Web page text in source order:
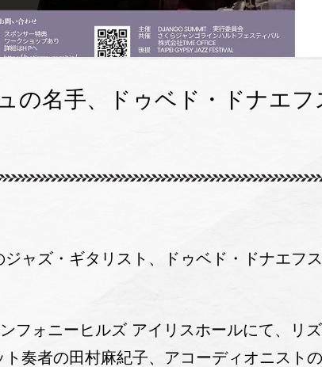
の名手、ドゥベド・ドナエフ
ャズ・ギタリスト、ドゥベド・ドナエフ
フォニーヒルズ アイリスホールにて、リ
奏者の田村麻紀子、アコーディオニスト